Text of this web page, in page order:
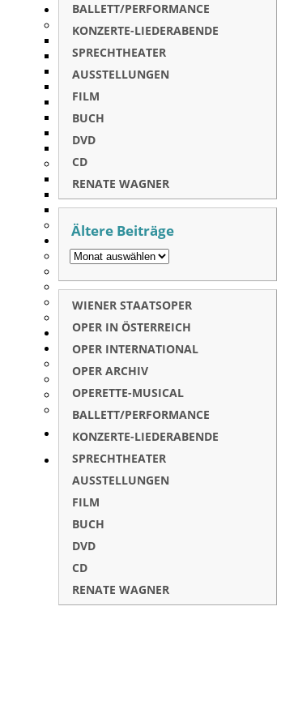
BALLETT/PERFORMANCE
KONZERTE-LIEDERABENDE
SPRECHTHEATER
AUSSTELLUNGEN
FILM
BUCH
DVD
CD
RENATE WAGNER
Ältere Beiträge
WIENER STAATSOPER
OPER IN ÖSTERREICH
OPER INTERNATIONAL
OPER ARCHIV
OPERETTE-MUSICAL
BALLETT/PERFORMANCE
KONZERTE-LIEDERABENDE
SPRECHTHEATER
AUSSTELLUNGEN
FILM
BUCH
DVD
CD
RENATE WAGNER